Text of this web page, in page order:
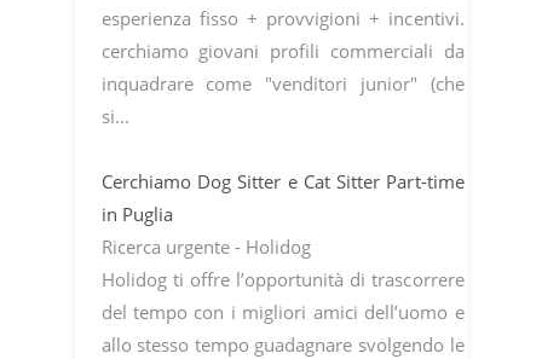
esperienza fisso + provvigioni + incentivi.
cerchiamo giovani profili commerciali da
inquadrare come "venditori junior" (che
si...
Cerchiamo Dog Sitter e Cat Sitter Part-time
in Puglia
Ricerca urgente - Holidog
Holidog ti offre l’opportunità di trascorrere
del tempo con i migliori amici dell’uomo e
allo stesso tempo guadagnare svolgendo le